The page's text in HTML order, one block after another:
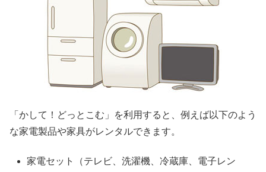
「かして！どっとこむ」を利用すると、例えば以下のよう
な家電製品や家具がレンタルできます。
家電セット（テレビ、洗濯機、冷蔵庫、電子レン